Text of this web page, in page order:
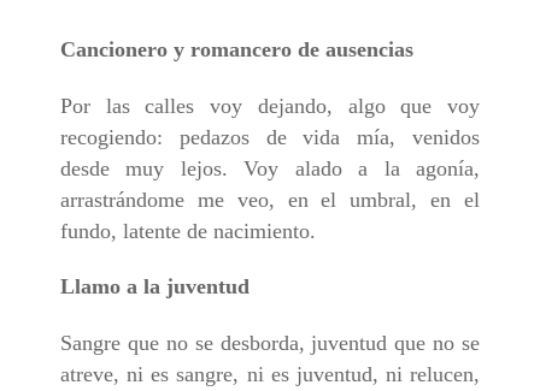
Cancionero y romancero de ausencias
Por las calles voy dejando, algo que voy
recogiendo: pedazos de vida mía, venidos
desde muy lejos. Voy alado a la agonía,
arrastrándome me veo, en el umbral, en el
fundo, latente de nacimiento.
Llamo a la juventud
Sangre que no se desborda, juventud que no se
atreve, ni es sangre, ni es juventud, ni relucen,